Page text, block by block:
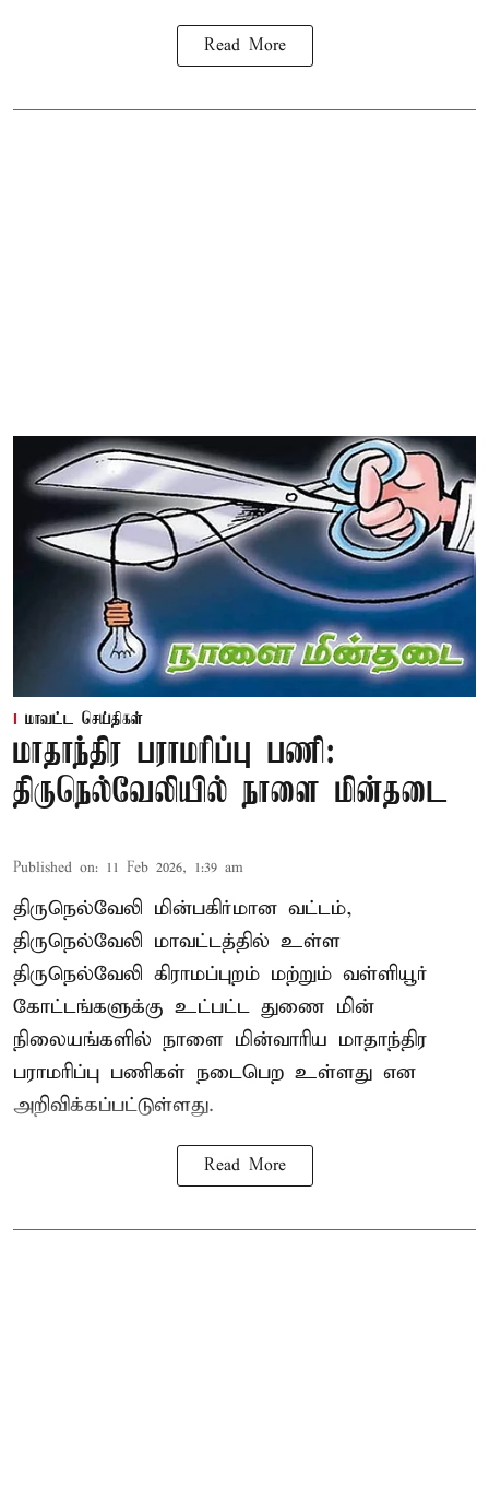
Read More
மாவட்ட செய்திகள்
மாதாந்திர பராமரிப்பு பணி:
திருநெல்வேலியில் நாளை மின்தடை
Published on: 11 Feb 2026, 1:39 am
திருநெல்வேலி மின்பகிர்மான வட்டம்,
திருநெல்வேலி மாவட்டத்தில் உள்ள
திருநெல்வேலி கிராமப்புறம் மற்றும் வள்ளியூர்
கோட்டங்களுக்கு உட்பட்ட துணை மின்
நிலையங்களில் நாளை மின்வாரிய மாதாந்திர
பராமரிப்பு பணிகள் நடைபெற உள்ளது என
அறிவிக்கப்பட்டுள்ளது.
Read More